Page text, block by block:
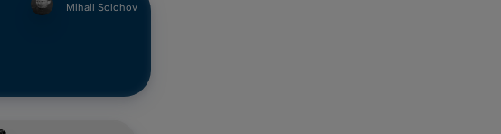
Mihail Solohov